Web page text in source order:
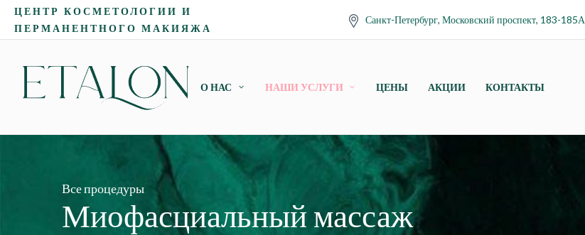
ЦЕНТР КОСМЕТОЛОГИИ И
ПЕРМАНЕНТНОГО МАКИЯЖА
Санкт-Петербург, Московский проспект, 183-
О НАС НАШИ УСЛУГИ ЦЕНЫ АКЦИИ КОНТАКТЫ
Все процедуры
Миофасциальный массаж